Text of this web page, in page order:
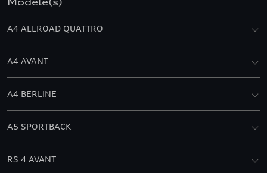
A4 ALLROAD QUATTRO
A4 AVANT
A4 BERLINE
A5 SPORTBACK
RS 4 AVANT